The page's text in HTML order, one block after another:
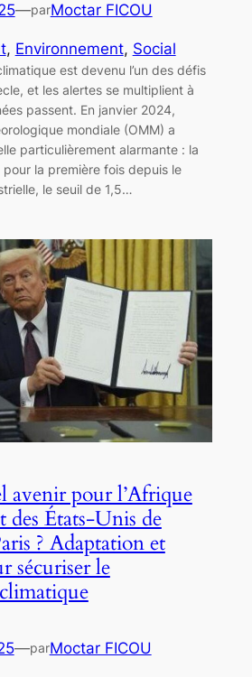
—parMoctar FICOU
, Environnement, Social
est devenu l’un des défis
et les alertes se multiplient à
passent. En janvier 2024,
mondiale (OMM) a
particulièrement alarmante : la
la première fois depuis le
le seuil de 1,5…
avenir pour l’Afrique
des États-Unis de
? Adaptation et
sécuriser le
—parMoctar FICOU